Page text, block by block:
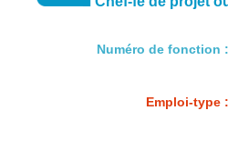
Numéro de fonction :
Emploi-type :